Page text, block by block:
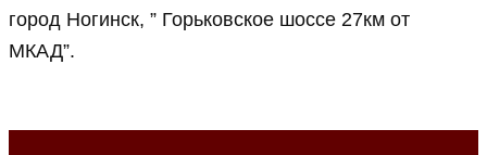
город Ногинск, ” Горьковское шоссе 27км от
МКАД”.